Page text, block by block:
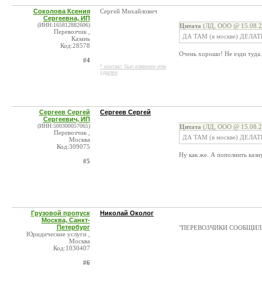
Соколова Ксения
Сергеевна, ИП
(ИНН:165812882606)
Перевозчик ,
Казань
Код:28578
#4
Сергей Михайлович
* контакт был изменен или
удален
Цитата (ЛД, ООО @
ДА ТАМ (в москве)
Очень хорошо! Не езди туда.
Сергеев Сергей
Сергеевич, ИП
(ИНН:500300057065)
Перевозчик ,
Москва
Код:309075
#5
Сергеев Сергей
Цитата (ЛД, ООО @
ДА ТАМ (в москве)
Ну как же. А пополнить
Грузовой пропуск
Москва, Санкт-
Петербург
Юридические услуги ,
Москва
Код:1030407
#6
Николай Околог
"ПЕРЕВОЗЧИКИ СООБЩИЛИ"